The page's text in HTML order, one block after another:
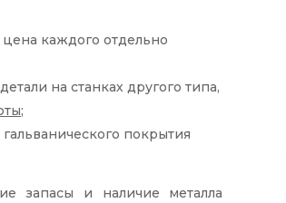
каждого отдельно
на станках другого типа,
;
покрытия
запасы и наличие металла